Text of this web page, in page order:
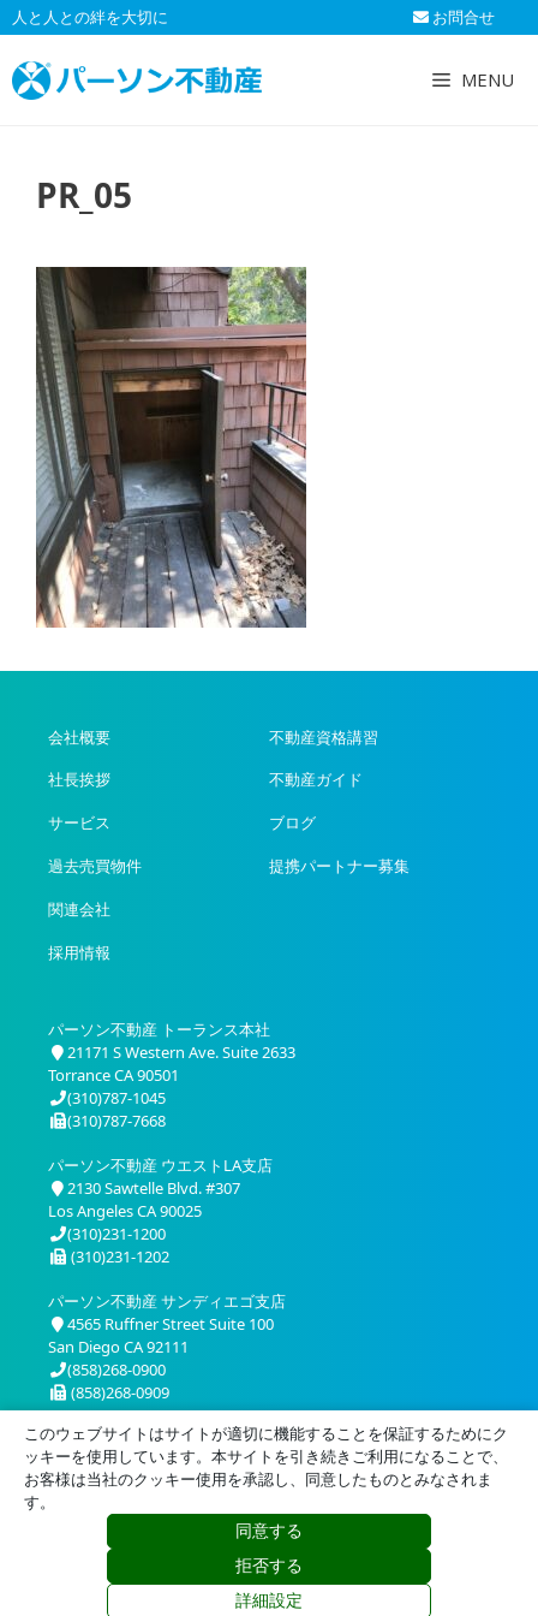
コ
ン
テ
ン
人と人との絆を大切に お問合せ
MENU
PR_05
会社概要
社長挨拶
サービス
過去売買物件
関連会社
採用情報
不動産資格講習
不動産ガイド
ブログ
提携パートナー募集
パーソン不動産 トーランス本社
21171 S Western Ave. Suite 2633
Torrance CA 90501
(310)787-1045
(310)787-7668
パーソン不動産 ウエストLA支店
2130 Sawtelle Blvd. #307
Los Angeles CA 90025
(310)231-1200
(310)231-1202
パーソン不動産 サンディエゴ支店
4565 Ruffner Street Suite 100
San Diego CA 92111
(858)268-0900
(858)268-0909
© 2026 Person Realty, Inc. All Rights Reserved.
このウェブサイトはサイトが適切に機能することを保証するためにク
ッキーを使用しています。本サイトを引き続きご利用になることで、
お客様は当社のクッキー使用を承認し、同意したものとみなされま
す。
同意する
拒否する
詳細設定